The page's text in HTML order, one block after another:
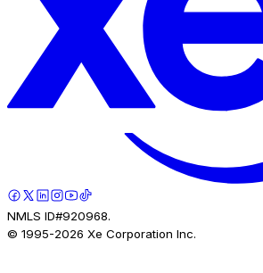
NMLS ID#920968.
© 1995-2026 Xe Corporation Inc.